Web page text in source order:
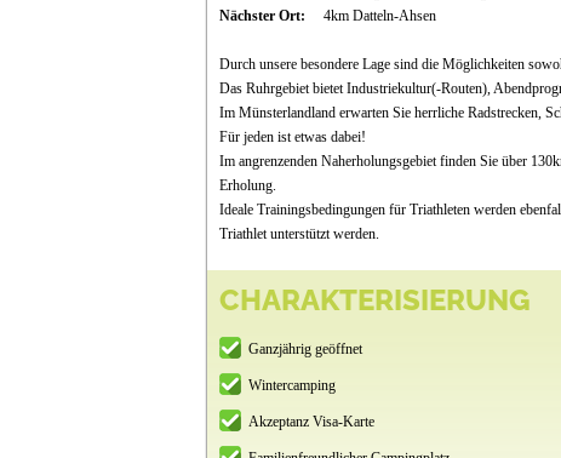
Nächster Ort:
4km Datteln-Ahsen
Durch unsere besondere Lage sind die Möglichkeiten
Das Ruhrgebiet bietet Industriekultur(-Routen),
Im Münsterlandland erwarten Sie herrliche Radstrecken,
Für jeden ist etwas dabei!
Im angrenzenden Naherholungsgebiet finden Sie über
Erholung.
Ideale Trainingsbedingungen für Triathleten werden
Triathlet unterstützt werden.
CHARAKTERISIERUNG
Ganzjährig geöffnet
Wintercamping
Akzeptanz Visa-Karte